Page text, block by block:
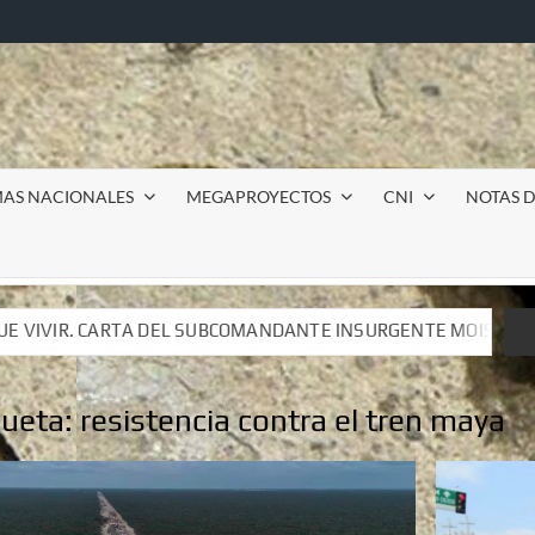
NACIONALES MEGAPROYECTOS CNI NOTAS
INSURGENTE MOISÉS A LUIS DE TAVIRA
INSURGENTE MOISÉS A LUIS DE TAVIRA
resistencia contra el tren maya